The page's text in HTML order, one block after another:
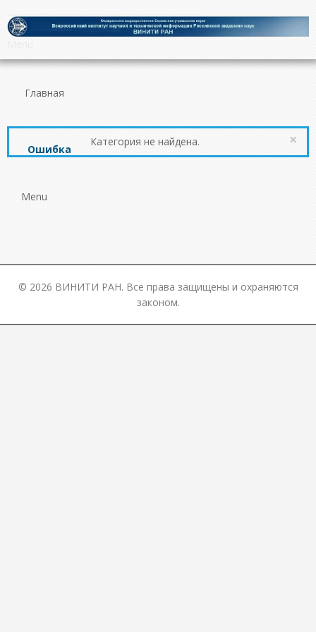
Главная
×
Ошибка
Категория не найдена.
Menu
© 2026 ВИНИТИ РАН. Все права защищены и охраняются
законом.